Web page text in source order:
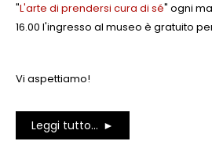
"L'arte di prendersi cura di sé" ogni
16.00 l'ingresso al museo è gratuito
Vi aspettiamo!
Leggi tutto...